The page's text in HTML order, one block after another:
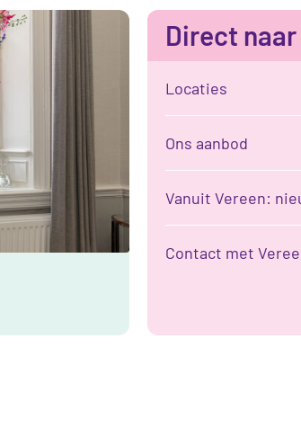
Direct naar
Locaties
Ons aanbod
Vanuit Vereen:
Contact met